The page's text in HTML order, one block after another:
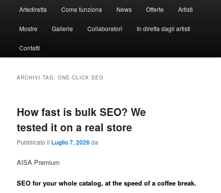
Vai
al
contenuto
principale
Vai
al
contenuto
secondario
Artediretta Come funziona News Offerte Artisti
Mostre Gallerie Collaboratori In diretta dagli artisti
Contatti
ARCHIVI TAG:ONE-CLICK SEO
How fast is bulk SEO? We
tested it on a real store
Pubblicato il Luglio 7, 2026da
AISA Premium
SEO for your whole catalog,at the speed of a coffee break.